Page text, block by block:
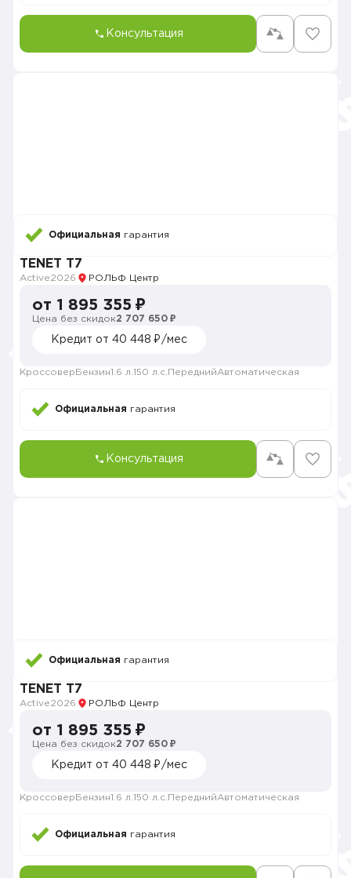
Консультация
Официальная гарантия
TENET T7
Active2026 РОЛЬФ Центр
от 1 895 355 ₽
Цена без скидок2 707 650 ₽
Кредит от 40 448 ₽/мес
Кроссовер Бензин1.6 л. 150 л.с. ПереднийАвтоматическая
Официальная гарантия
Консультация
Официальная гарантия
TENET T7
Active2026 РОЛЬФ Центр
от 1 895 355 ₽
Цена без скидок2 707 650 ₽
Кредит от 40 448 ₽/мес
Кроссовер Бензин1.6 л. 150 л.с. ПереднийАвтоматическая
Официальная гарантия